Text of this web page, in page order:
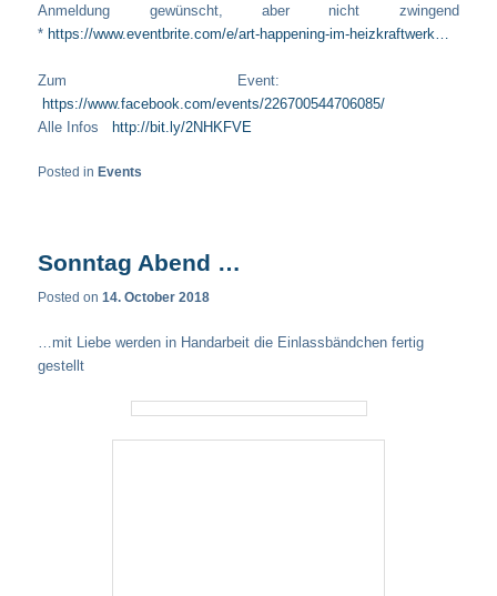
Anmeldung gewünscht, aber nicht zwingend
* https://www.eventbrite.com/e/art-happening-im-heizkraftwerk…
Zum Event:
https://www.facebook.com/events/226700544706085/
Alle Infos
http://bit.ly/2NHKFVE
Posted in Events
Sonntag Abend …
Posted on14. October 2018
…mit Liebe werden in Handarbeit die Einlassbändchen fertig
gestellt